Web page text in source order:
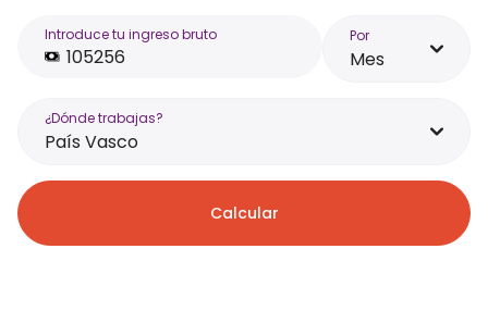
Introduce tu ingreso bruto Por
Mes
¿Dónde trabajas?
País Vasco
Calcular